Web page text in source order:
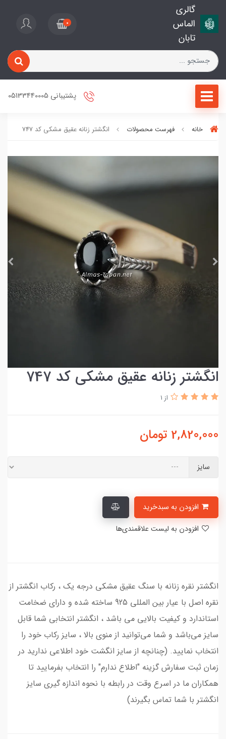
گالری
الماس
تابان
0
پشتیبانی 05133440005
خانه فهرست محصولات انگشتر زنانه عقیق مشکی کد 747
انگشتر زنانه عقیق مشکی کد 747
از 1
2,820,000 تومان
سایز
انگشتر نقره زنانه با سنگ عقیق مشکی درجه یک ، رکاب انگشتر از
نقره اصل با عیار بین المللی 925 ساخته شده و دارای ضخامت
استاندارد و کیفیت بالایی می‌ باشد ، انگشتر انتخابی شما قابل
سایز می‌باشد و شما می‌توانید از منوی بالا ، سایز رکاب خود را
انتخاب نمایید. (چنانچه از سایز انگشت خود اطلاعی ندارید در
زمان ثبت سفارش گزینه "اطلاع ندارم" را انتخاب بفرمایید تا
همکاران ما در اسرع وقت در رابطه با نحوه اندازه گیری سایز
انگشتر با شما تماس بگیرند)